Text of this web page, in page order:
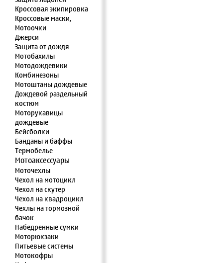
Кроссовая экипировка
Кроссовые маски,
Мотоочки
Джерси
Защита от дождя
Мотобахилы
Мотодождевики
Комбинезоны
Мотоштаны дождевые
Дождевой раздельный
костюм
Моторукавицы
дождевые
Бейсболки
Банданы и баффы
Термобелье
Мотоаксессуары
Моточехлы
Чехол на мотоцикл
Чехол на скутер
Чехол на квадроцикл
Чехлы на тормозной
бачок
Набедренные сумки
Моторюкзаки
Питьевые системы
Мотокофры